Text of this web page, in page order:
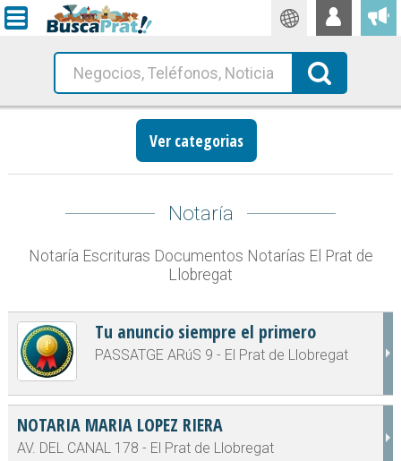
Traductor
Busca!
Ver categorias
Notaría
Notaría Escrituras Documentos Notarías El Prat de
Llobregat
Tu anuncio siempre el primero
PASSATGE ARúS 9 - El Prat de Llobregat
NOTARIA MARIA LOPEZ RIERA
AV. DEL CANAL 178 - El Prat de Llobregat